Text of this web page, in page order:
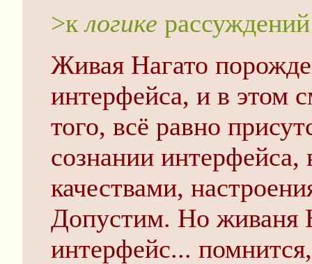
>клогике
Живая Нагато
интерфейса, и в этом
того, всё равно
сознании
качествами,
Допустим. Но живаня
интерфейс...